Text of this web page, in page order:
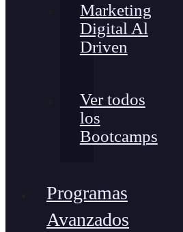
Marketing
Digital Al
Driven
Ver todos
los
Bootcamps
Programas
Avanzados